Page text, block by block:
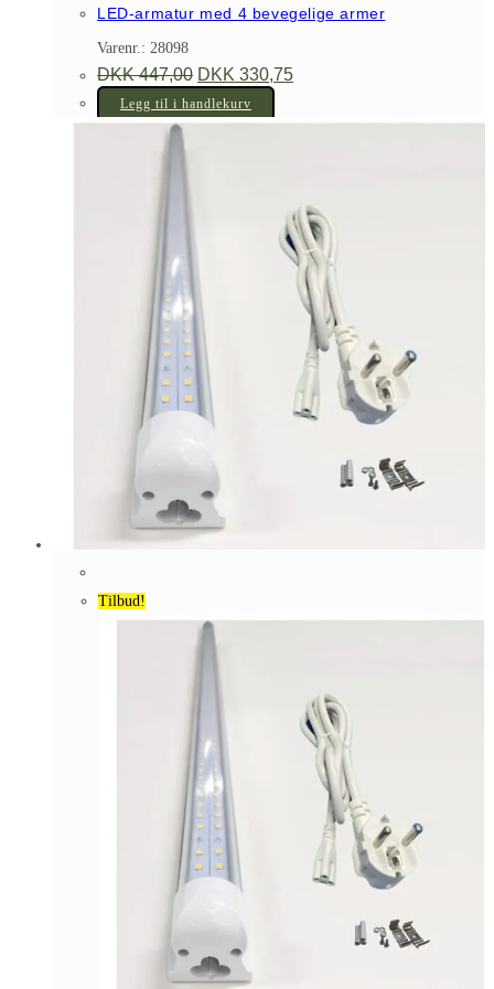
LED-armatur med 4 bevegelige armer
Varenr.: 28098
DKK447,00 Opprinnelig
pris
var:
DKK 447,00.
DKK 330,75
pris
DKK 330,75.
Legg til i handlekurv
Tilbud!